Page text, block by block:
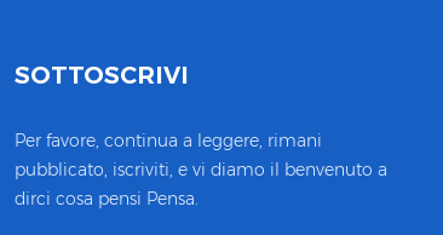
SOTTOSCRIVI
Per favore, continua a leggere, rimani
pubblicato, iscriviti, e vi diamo il benvenuto a
dirci cosa pensi Pensa.